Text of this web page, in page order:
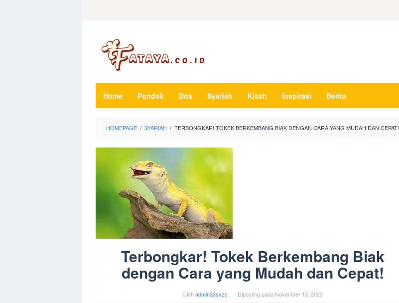
Home Pondok Doa Syariah Kisah Inspirasi Berita
HOMEPAGE / SYARIAH / TERBONGKAR! TOKEK BERKEMBANG BIAK DENGAN CARA YANG MUDAH DAN CEPAT!
Terbongkar! Tokek Berkembang Biak
dengan Cara yang Mudah dan Cepat!
Olehadmin33sxzs Diposting pada November 13, 2023